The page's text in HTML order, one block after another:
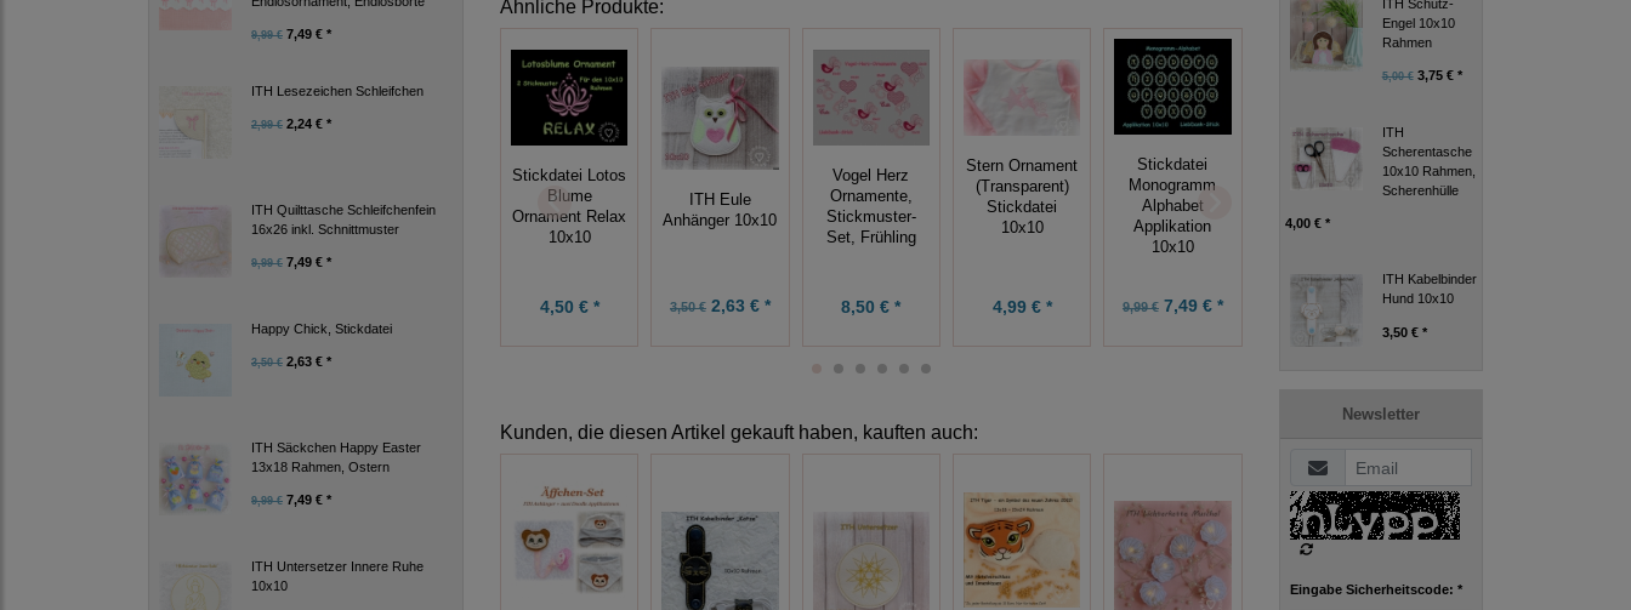
9,99 € 7,49 € *
ITH Lesezeichen Schleifchen
2,99 € 2,24 € *
ITH Quilttasche Schleifchenfein
16x26 inkl. Schnittmuster
9,99 € 7,49 € *
Happy Chick, Stickdatei
3,50 € 2,63 € *
ITH Säckchen Happy Easter
13x18 Rahmen, Ostern
9,99 € 7,49 € *
ITH Untersetzer Innere Ruhe
10x10
Ähnliche Produkte:
Stickdatei Lotos
Blume
Ornament Relax
10x10
4,50 € *
ITH Eule
Anhänger 10x10
3,50 €2,63 € *
Vogel Herz
Ornamente,
Stickmuster-
Set, Frühling
8,50 € *
Stern Ornament
(Transparent)
Stickdatei
10x10
4,99 € *
Stickdatei
Monogramm
Alphabet
Applikation
10x10
9,99 €7,49 € *
Stickdatei Yoga
Stickmuster),
Applikation
8,99 € *
Stickdatei
Herzen
9,90 € *
Kunden, die diesen Artikel gekauft haben, kauften auch:
ITH Schutz-
Engel 10x10
Rahmen
5,00 €3,75 € *
ITH
Scherentasche
10x10 Rahmen,
Scherenhülle
4,00 € *
ITH Kabelbinder
Hund 10x10
3,50 € *
Newsletter
Eingabe Sicherheitscode: *